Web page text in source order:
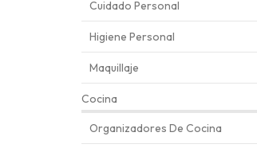
Cuidado Personal
Higiene Personal
Maquillaje
Cocina
Organizadores De Cocina